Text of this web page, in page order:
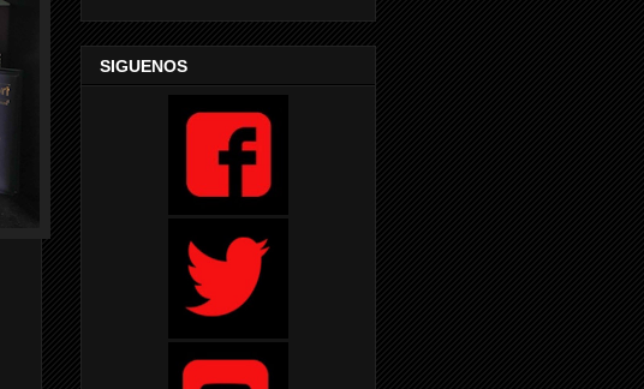
SIGUENOS